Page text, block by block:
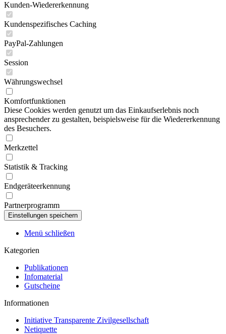
Kunden-Wiedererkennung
Kundenspezifisches Caching
PayPal-Zahlungen
Session
Währungswechsel
Komfortfunktionen
Diese Cookies werden genutzt um das Einkaufserlebnis noch
ansprechender zu gestalten, beispielsweise für die Wiedererkennung
des Besuchers.
Merkzettel
Statistik & Tracking
Endgeräteerkennung
Partnerprogramm
Menü schließen
Kategorien
Publikationen
Infomaterial
Gutscheine
Informationen
Initiative Transparente Zivilgesellschaft
Netiquette